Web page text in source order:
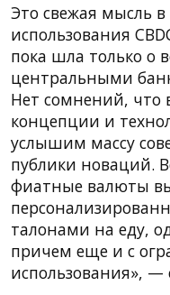
Это свежая мысль в
использования
пока шла только о
центральными
Нет сомнений, что
концепции и
услышим массу
публики новаций.
фиатные валюты
талонами на еду,
причем еще и с
использования»,